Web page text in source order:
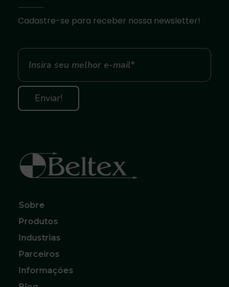
Cadastre-se para receber nossa newsletter!
Sobre
Produtos
Industrias
Parceiros
Informações